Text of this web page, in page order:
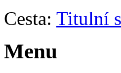
Cesta: Titulní
Menu